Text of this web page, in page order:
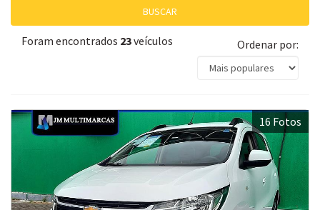
BUSCAR
Foram encontrados 23veículos Ordenar por:
16 Fotos